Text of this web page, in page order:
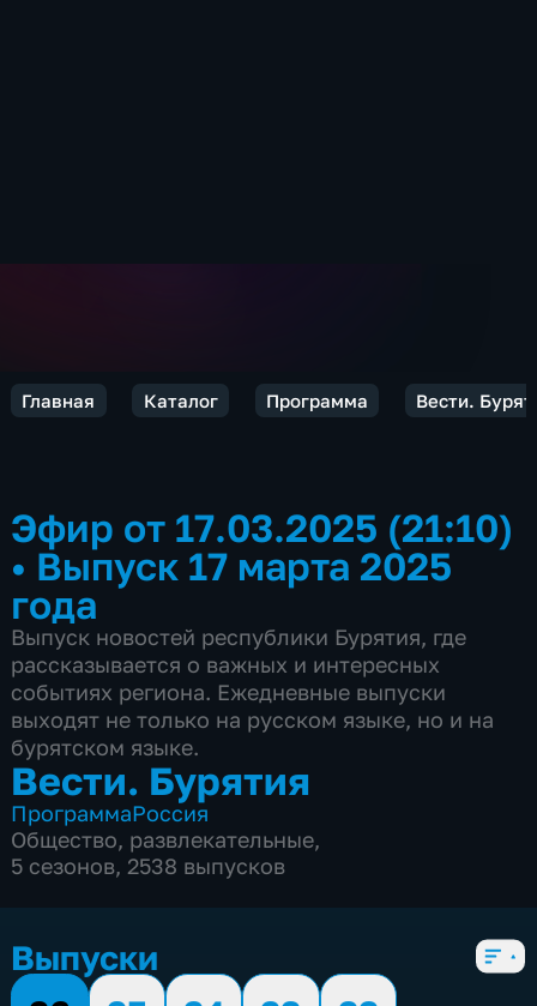
Главная Каталог Программа Вести.
Эфир от 17.03.2025 (21:10)
• Выпуск 17 марта 2025
года
Выпуск новостей республики Бурятия, где
рассказывается о важных и интересных
событиях региона. Ежедневные выпуски
выходят не только на русском языке, но и на
бурятском языке.
Вести. Бурятия
ПрограммаРоссия
Общество, развлекательные,
5 сезонов, 2538 выпусков
Выпуски